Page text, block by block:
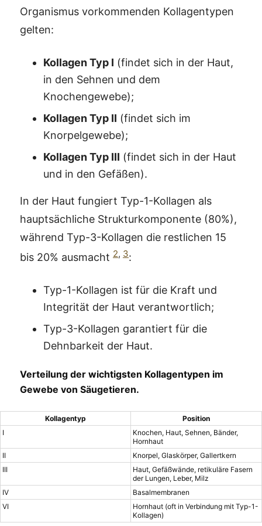
Organismus vorkommenden Kollagentypen
gelten:
Kollagen Typ I (findet sich in der Haut,
in den Sehnen und dem
Knochengewebe);
Kollagen Typ II (findet sich im
Knorpelgewebe);
Kollagen Typ III (findet sich in der Haut
und in den Gefäßen).
In der Haut fungiert Typ-1-Kollagen als
hauptsächliche Strukturkomponente (80%),
während Typ-3-Kollagen die restlichen 15
bis 20% ausmacht 2, 3:
Typ-1-Kollagen ist für die Kraft und
Integrität der Haut verantwortlich;
Typ-3-Kollagen garantiert für die
Dehnbarkeit der Haut.
Verteilung der wichtigsten Kollagentypen im
Gewebe von Säugetieren.
Kollagentyp
Position
I
Knochen, Haut, Sehnen, Bänder,
Hornhaut
II
Knorpel, Glaskörper, Gallertkern
III
Haut, Gefäßwände, retikuläre Fasern
der Lungen, Leber, Milz
IV
Basalmembranen
VI
Hornhaut (oft in Verbindung mit Typ-1-
Kollagen)